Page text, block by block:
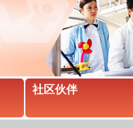
社区伙伴